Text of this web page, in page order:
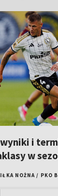
i
w
NOŻNA / PKO